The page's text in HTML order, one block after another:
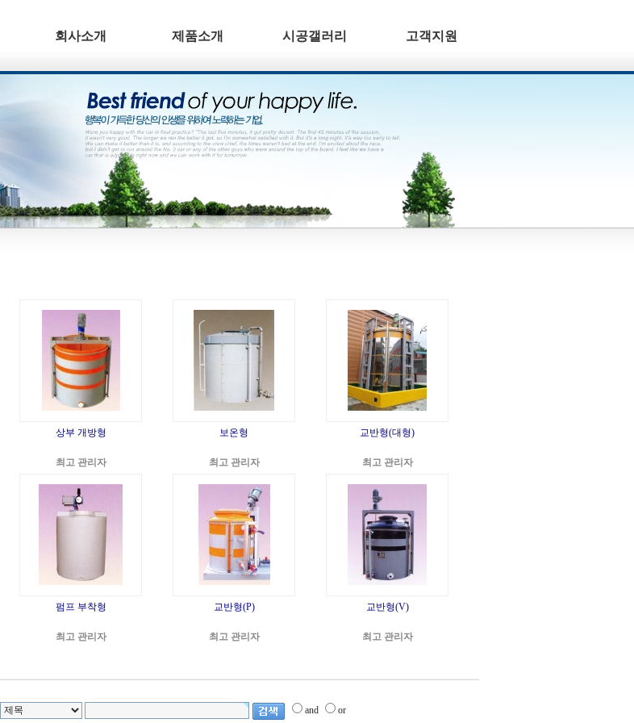
회사소개 제품소개 시공갤러리 고객지원
상부 개방형
최고 관리자
보온형
최고 관리자
교반형(대형)
최고 관리자
펌프 부착형
최고 관리자
교반형(P)
최고 관리자
교반형(V)
최고 관리자
and or